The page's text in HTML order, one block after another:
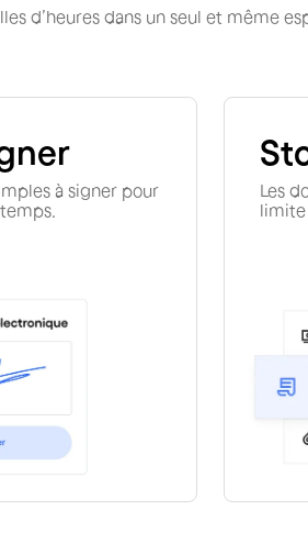
d’heures dans un seul et même
à signer pour
Les
limite